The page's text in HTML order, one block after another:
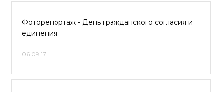
Фоторепортаж - День гражданского согласия и
единения
06.09.17